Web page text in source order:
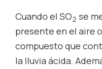
Cuando el SO2 se
presente en el aire
compuesto que
la lluvia ácida.